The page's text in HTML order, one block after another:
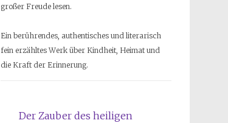
großer Freude lesen.
Ein berührendes, authentisches und literarisch
fein erzähltes Werk über Kindheit, Heimat und
die Kraft der Erinnerung.
Der Zauber des heiligen